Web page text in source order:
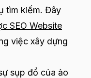
tìm kiếm. Đây
SEO Website
việc xây dựng
sụp đổ của ảo